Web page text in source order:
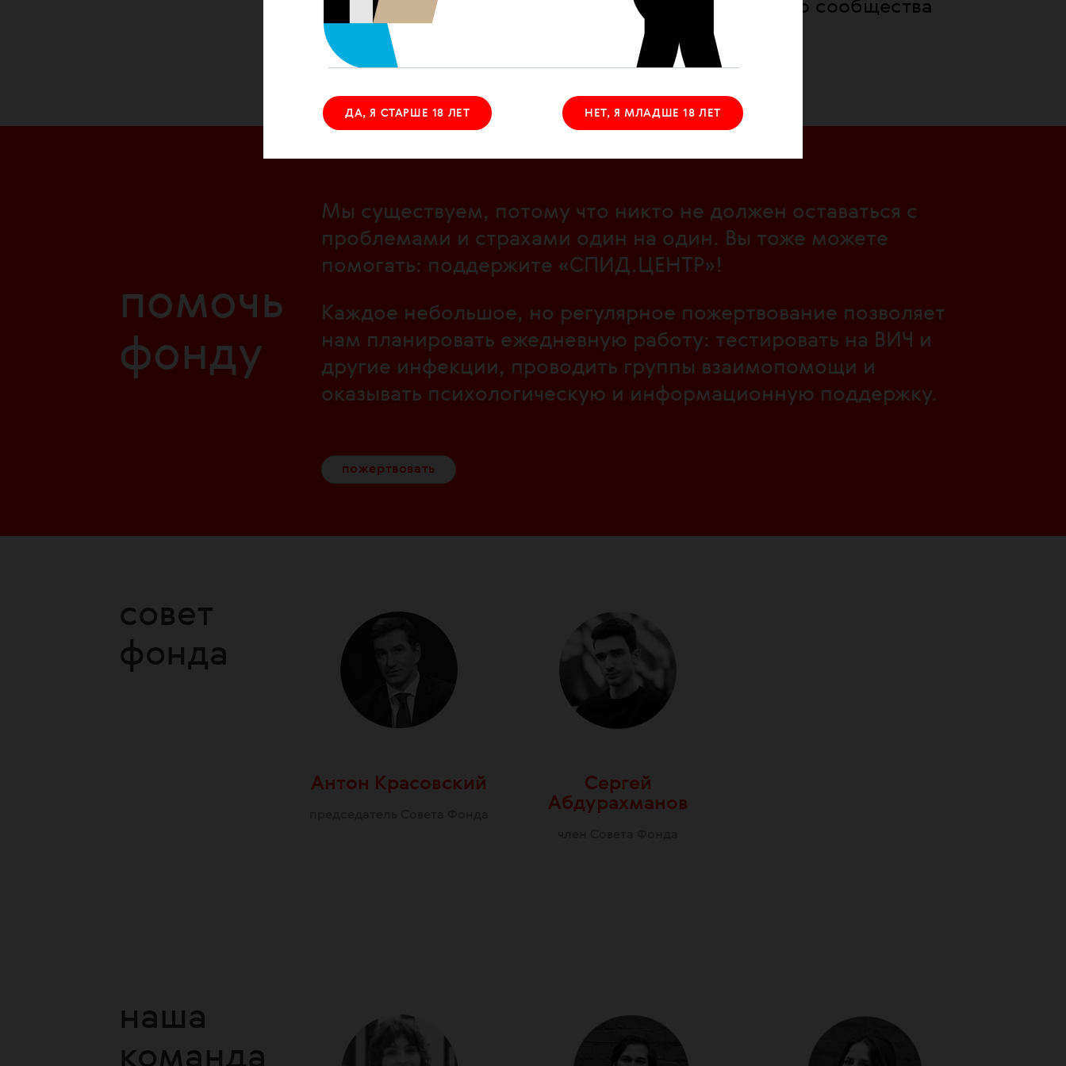
ДА, Я СТАРШЕ 18 ЛЕТ НЕТ, Я МЛАДШЕ 18 ЛЕТ
Солидарность
: поддержка, взаимопомощь и единство сообщества
помочь
фонду
Мы существуем, потому что никто не должен оставаться с
проблемами и страхами один на один. Вы тоже можете
помогать: поддержите «СПИД.ЦЕНТР»!
Каждое небольшое, но регулярное пожертвование позволяет
нам планировать ежедневную работу: тестировать на ВИЧ и
другие инфекции, проводить группы взаимопомощи и
оказывать психологическую и информационную поддержку.
пожертвовать
совет
фонда
Антон Красовский
Сергей
Абдурахманов
наша
команда